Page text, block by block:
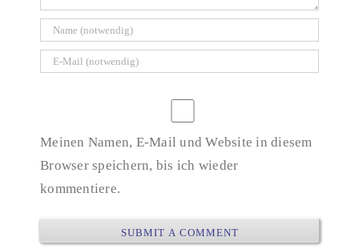
Meinen Namen, E-Mail und Website in diesem
Browser speichern, bis ich wieder
kommentiere.